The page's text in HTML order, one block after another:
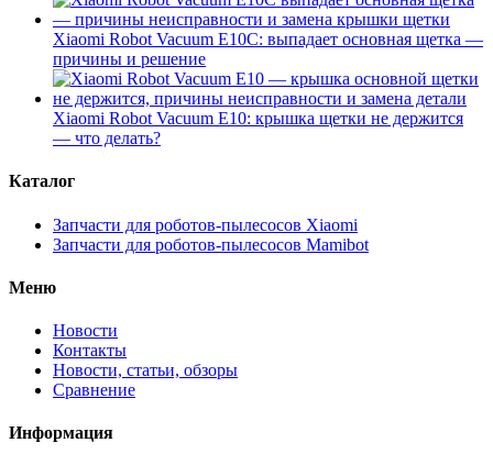
Xiaomi Robot Vacuum E10C: выпадает основная щетка —
причины и решение
Xiaomi Robot Vacuum E10: крышка щетки не держится
— что делать?
Каталог
Запчасти для роботов-пылесосов Xiaomi
Запчасти для роботов-пылесосов Mamibot
Меню
Новости
Контакты
Новости, статьи, обзоры
Сравнение
Информация